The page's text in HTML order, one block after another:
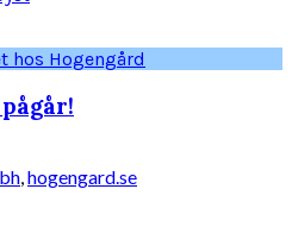
hos Hogengård
,hogengard.se